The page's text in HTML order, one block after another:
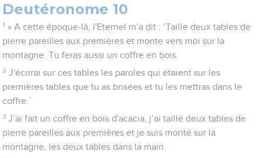
Deutéronome 10
1 » A cette époque-là, l'Eternel m’a dit : ‘Taille deux tables de
pierre pareilles aux premières et monte vers moi sur la
montagne. Tu feras aussi un coffre en bois.
2 J'écrirai sur ces tables les paroles qui étaient sur les
premières tables que tu as brisées et tu les mettras dans le
coffre.’
3 J’ai fait un coffre en bois d'acacia, j’ai taillé deux tables de
pierre pareilles aux premières et je suis monté sur la
montagne, les deux tables dans la main.